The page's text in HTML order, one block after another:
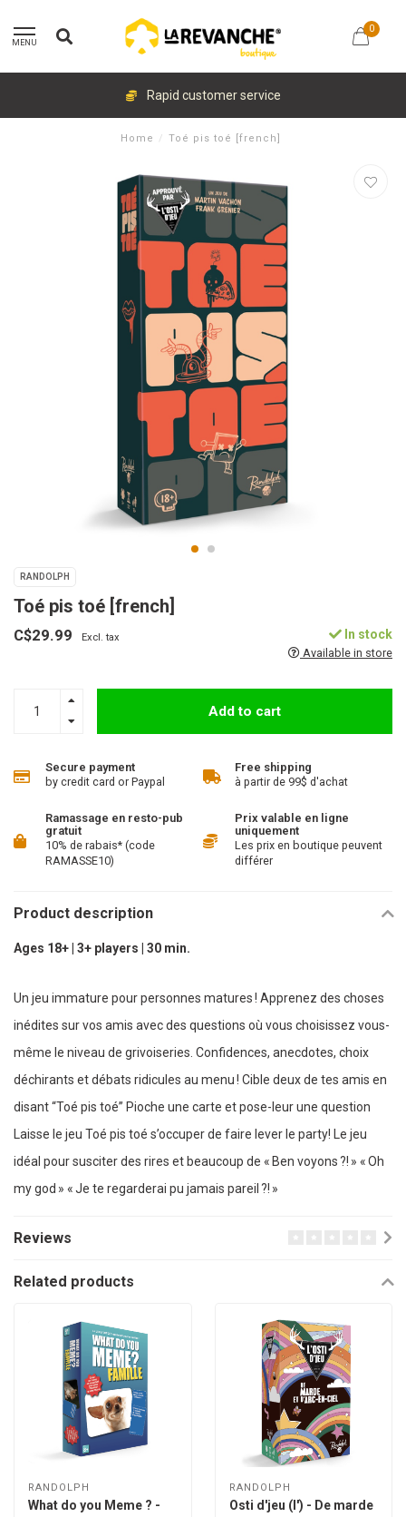
MENU
0
Rapid customer service
Home / Toé pis toé [french]
RANDOLPH
Toé pis toé [french]
C$29.99 Excl. tax In stock
Available in store
Add to cart
Secure payment
by credit card or Paypal
Free shipping
à partir de 99$ d'achat
Ramassage en resto-pub
gratuit
10% de rabais* (code
RAMASSE10)
Prix valable en ligne
uniquement
Les prix en boutique peuvent
différer
Product description
Ages 18+ | 3+ players | 30 min.
Un jeu immature pour personnes matures ! Apprenez des choses
inédites sur vos amis avec des questions où vous choisissez vous-
même le niveau de grivoiseries. Confidences, anecdotes, choix
déchirants et débats ridicules au menu ! Cible deux de tes amis en
disant “Toé pis toé” Pioche une carte et pose-leur une question
Laisse le jeu Toé pis toé s’occuper de faire lever le party! Le jeu
idéal pour susciter des rires et beaucoup de « Ben voyons ?! » « Oh
my god » « Je te regarderai pu jamais pareil ?! »
Reviews
Related products
RANDOLPH
What do you Meme ? -
RANDOLPH
Osti d'jeu (l') - De marde